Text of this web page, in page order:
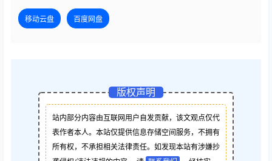
移动云盘 百度网盘
版权声明
站内部分内容由互联网用户自发贡献，该文观点仅代
表作者本人。本站仅提供信息存储空间服务，不拥有
所有权，不承担相关法律责任。如发现本站有涉嫌抄